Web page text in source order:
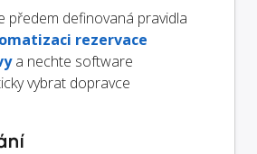
předem definovaná pravidla
rezervace
a nechte software
vybrat dopravce